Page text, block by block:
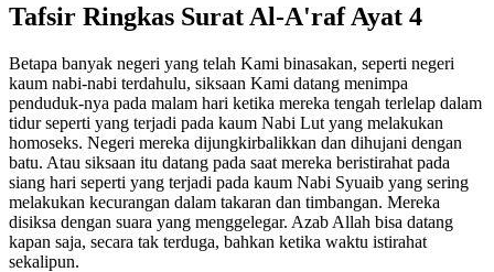
Tafsir Ringkas Surat Al-A'raf Ayat 4
Betapa banyak negeri yang telah Kami binasakan, seperti negeri
kaum nabi-nabi terdahulu, siksaan Kami datang menimpa
penduduk-nya pada malam hari ketika mereka tengah terlelap dalam
tidur seperti yang terjadi pada kaum Nabi Lut yang melakukan
homoseks. Negeri mereka dijungkirbalikkan dan dihujani dengan
batu. Atau siksaan itu datang pada saat mereka beristirahat pada
siang hari seperti yang terjadi pada kaum Nabi Syuaib yang sering
melakukan kecurangan dalam takaran dan timbangan. Mereka
disiksa dengan suara yang menggelegar. Azab Allah bisa datang
kapan saja, secara tak terduga, bahkan ketika waktu istirahat
sekalipun.